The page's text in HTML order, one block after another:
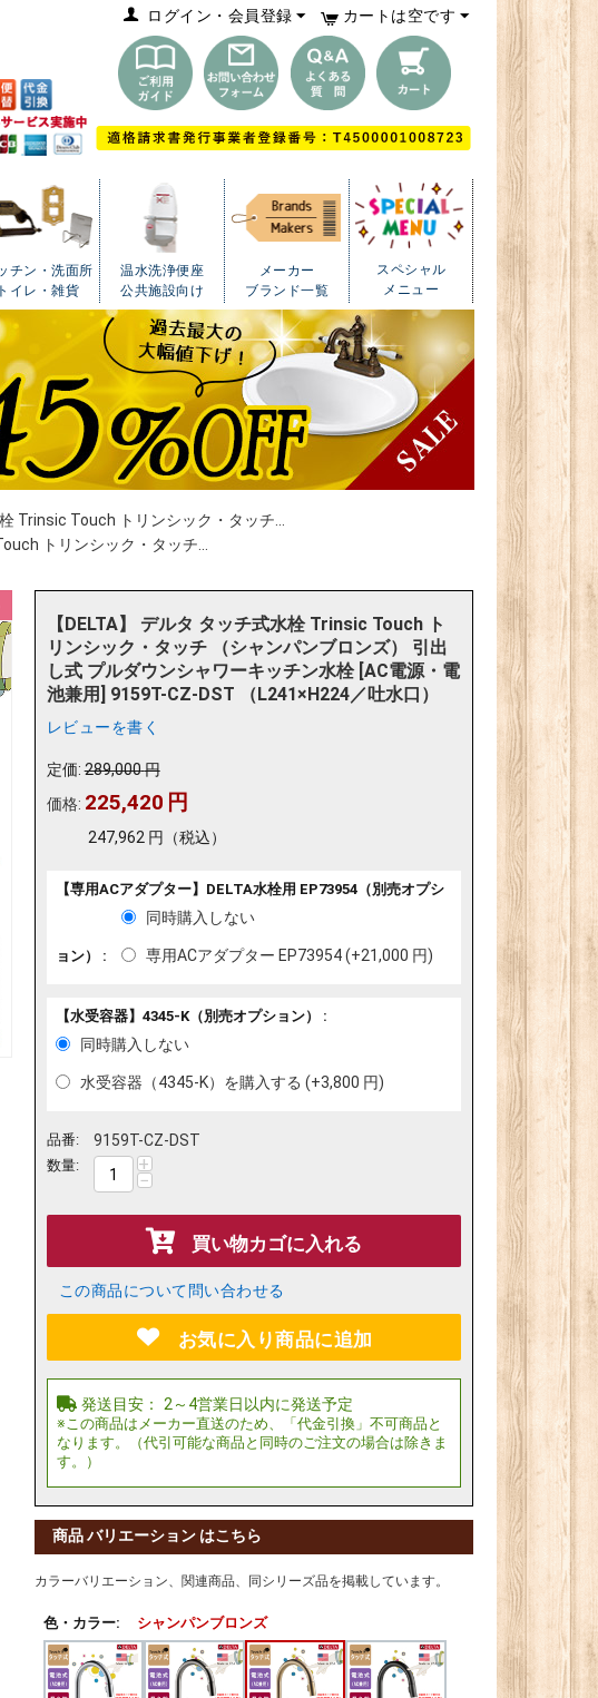
カートは空です
ログイン・会員登録
チン・洗面所
トイレ・雑貨
温水洗浄便座
公共施設向け
メーカー
ブランド一覧
スペシャル
メニュー
Trinsic Touch トリンシック・タッチ...
トリンシック・タッチ...
【DELTA】 デルタ タッチ式水栓 Trinsic Touch ト
リンシック・タッチ （シャンパンブロンズ） 引出
し式 プルダウンシャワーキッチン水栓 [AC電源・電
池兼用] 9159T-CZ-DST （L241×H224／吐水口）
レビューを書く
定価: 289,000円
価格: 225,420 円
247,962 円 （税込）
【専用ACアダプター】DELTA水栓用 EP73954（別売オプシ
ョン） :
同時購入しない
専用ACアダプター EP73954 (+21,000 円)
【水受容器】4345-K（別売オプション） :
同時購入しない
水受容器（4345-K）を購入する (+3,800 円)
品番: 9159T-CZ-DST
数量: +
−
買い物カゴに入れる
この商品について問い合わせる
お気に入り商品に追加
商品 バリエーション はこちら
カラーバリエーション、関連商品、同シリーズ品を掲載しています。
色・カラー: シャンパンブロンズ